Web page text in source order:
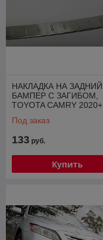
НАКЛАДКА НА ЗАДНИЙ
БАМПЕР С ЗАГИБОМ,
TOYOTA CAMRY 2020+
Под заказ
133 руб.
Купить